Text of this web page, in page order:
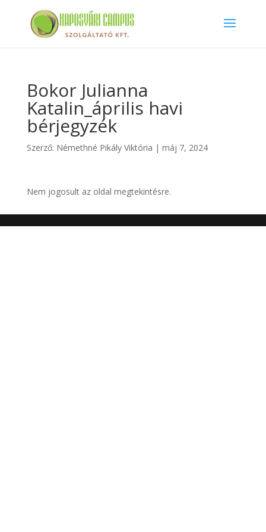
Bokor Julianna
Katalin_április havi
bérjegyzék
Szerző: Némethné Pikály Viktória | máj 7, 2024
Nem jogosult az oldal megtekintésre.